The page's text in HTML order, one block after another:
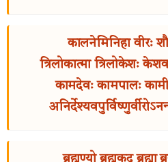
कालनेमिनिहा वीरः
त्रिलोकात्मा त्रिलोकेशः
कामदेवः कामपालः
ब्रह्मण्यो ब्रह्मकृद् ब्रह्मा